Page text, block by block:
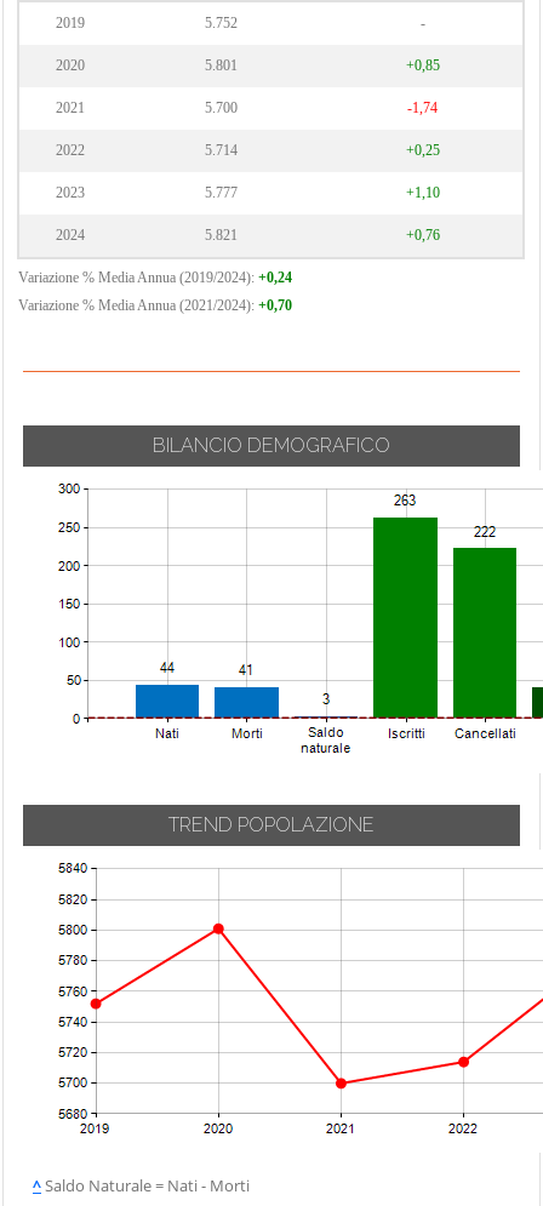
2019 5.752 -
2020 5.801 +0,85
2021 5.700 -1,74
2022 5.714 +0,25
2023 5.777 +1,10
2024 5.821 +0,76
Variazione % Media Annua (2019/2024): +0,24
Variazione % Media Annua (2021/2024): +0,70
BILANCIO DEMOGRAFICO
TREND POPOLAZIONE
^Saldo Naturale = Nati - Morti